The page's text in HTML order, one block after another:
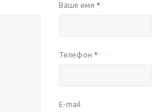
Ваше имя *
Телефон *
E-mail